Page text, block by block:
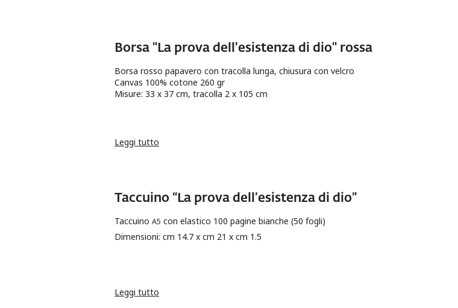
Borsa "La prova dell'esistenza di dio" rossa
Borsa rosso papavero con tracolla lunga, chiusura con velcro
Canvas 100% cotone 260 gr
Misure: 33 x 37 cm, tracolla 2 x 105 cm
Leggi tutto
Taccuino “La prova dell’esistenza di dio”
Taccuino A5 con elastico 100 pagine bianche (50 fogli)
Dimensioni: cm 14.7 x cm 21 x cm 1.5
Leggi tutto